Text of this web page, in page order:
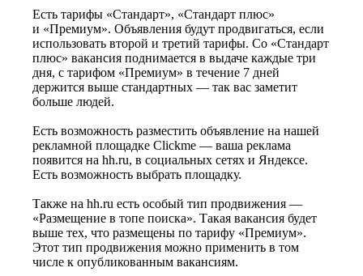
Есть тарифы «Стандарт», «Стандарт плюс»
и «Премиум». Объявления будут продвигаться, если
использовать второй и третий тарифы. Со «Стандарт
плюс» вакансия поднимается в выдаче каждые три
дня, с тарифом «Премиум» в течение 7 дней
держится выше стандартных — так вас заметит
больше людей.
Есть возможность разместить объявление на нашей
рекламной площадке Clickme — ваша реклама
появится на hh.ru, в социальных сетях и Яндексе.
Есть возможность выбрать площадку.
Также на hh.ru есть особый тип продвижения —
«Размещение в топе поиска». Такая вакансия будет
выше тех, что размещены по тарифу «Премиум».
Этот тип продвижения можно применить в том
числе к опубликованным вакансиям.